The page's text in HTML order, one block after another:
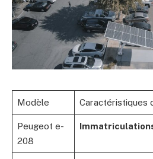
Modèle Caractéristiques
Peugeot e-
208